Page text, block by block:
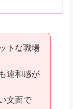
トな職場
違和感が
文面で